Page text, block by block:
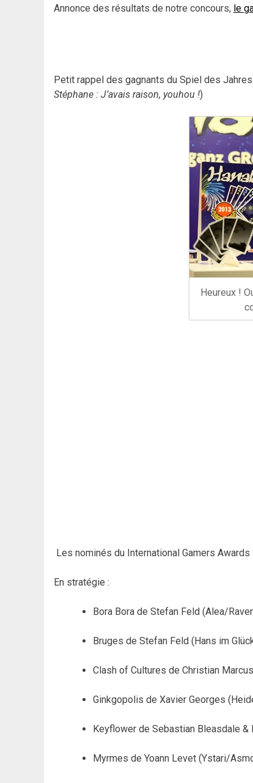
Annonce des résultats de notre concours, le
Petit rappel des gagnants du Spiel des
Stéphane : J’avais raison, youhou !)
Heureux !
Les nominés du International Gamers Awards :
En stratégie :
Bora Bora de Stefan Feld (Alea/
Bruges de Stefan Feld (Hans im
Clash of Cultures de Christian
Ginkgopolis de Xavier Georges
Keyflower de Sebastian Bleasdale
Myrmes de Yoann Levet (Ystari/